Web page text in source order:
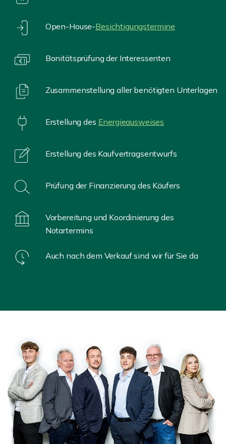
Open-House-Besichtigungstermine
Bonitätsprüfung der Interessenten
Zusammenstellung aller benötigten Unterlagen
Erstellung des Energieausweises
Erstellung des Kaufvertragsentwurfs
Prüfung der Finanzierung des Käufers
Vorbereitung und Koordinierung des
Notartermins
Auch nach dem Verkauf sind wir für Sie da